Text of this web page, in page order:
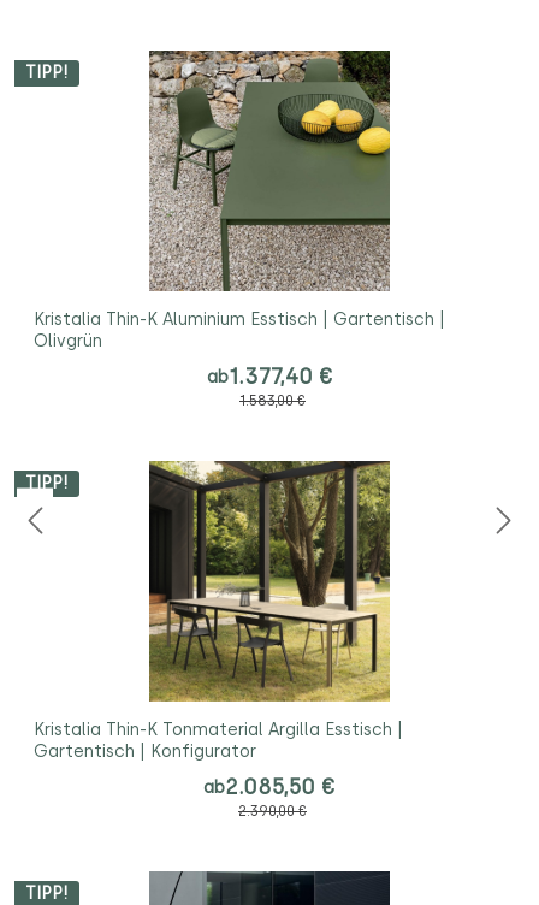
TIPP!
Kristalia Thin-K Aluminium Esstisch | Gartentisch |
Olivgrün
ab1.377,40 €
1.583,00 €
TIPP!
Kristalia Thin-K Tonmaterial Argilla Esstisch |
Gartentisch | Konfigurator
ab2.085,50 €
2.390,00 €
TIPP!